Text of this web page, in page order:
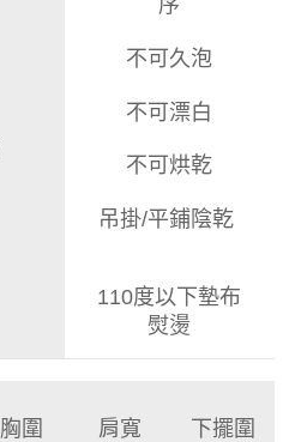
不可久泡
不可漂白
不可烘乾
吊掛/平鋪陰乾
110度以下墊布
熨燙
胸圍 肩寬 下擺圍